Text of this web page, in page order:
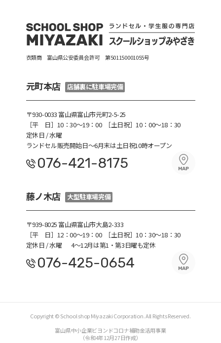
衣類商 富山県公安委員会許可 第501150001055号
元町本店 店舗裏に駐車場完備
〒930-0033 富山県富山市元町2-5-25
［平 日］10：30〜19：00
［土日祝］10：00～18：30
定休日 / 水曜
ランドセル販売開始日～6月末は土日祝10時オープン
076-421-8175
藤ノ木店 大型駐車場完備
〒939-8025 富山県富山市大島2-333
［平 日］12：00～19：00
［土日祝］10：30～18：30
定休日 / 水曜
4～12月は第1・第3日曜も定休
076-425-0654
Copyright © School shop Miyazaki Corporation. All Rights Reserved.
富山県中小企業ビヨンドコロナ補助金活用事業
（令和4年12月27日作成）